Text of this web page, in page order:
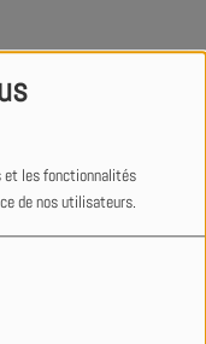
et les fonctionnalités
de nos utilisateurs.
ESSENTIEL
| #ZeroSport